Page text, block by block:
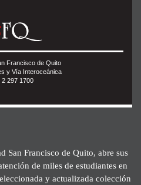
Francisco de Quito
y Vía Interoceánica
2 297 1700
San Francisco de Quito, abre sus
de miles de estudiantes en
y actualizada colección